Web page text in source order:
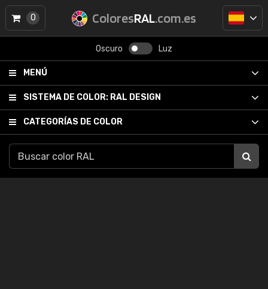
ColoresRAL.com.es
Oscuro Luz
MENÚ
SISTEMA DE COLOR: RAL DESIGN
CATEGORÍAS DE COLOR
0